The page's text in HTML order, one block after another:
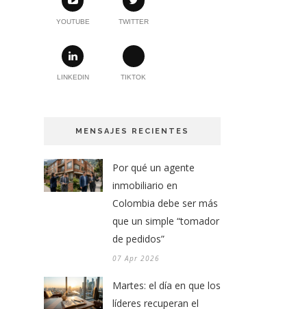
YOUTUBE TWITTER
LINKEDIN TIKTOK
MENSAJES RECIENTES
Por qué un agente
inmobiliario en
Colombia debe ser más
que un simple “tomador
de pedidos”
07 Apr 2026
Martes: el día en que los
líderes recuperan el